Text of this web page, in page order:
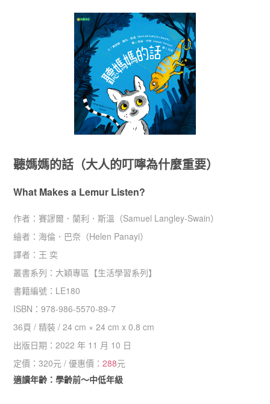
聽媽媽的話（大人的叮嚀為什麼重要）
What Makes a Lemur Listen?
作者：賽謬爾．蘭利．斯溫（Samuel Langley-Swain）
繪者： 海倫．巴奈（Helen Panayi）
譯者： 王 奕
叢書系列： 大穎專區 【生活學習系列】
書籍編號： LE180
ISBN：978-986-5570-89-7
36頁 /精裝 /24 cm × 24 cm x 0.8 cm
出版日期：2022 年 11 月 10 日
定價：320元 / 優惠價：288元
適讀年齡：學齡前～中低年級